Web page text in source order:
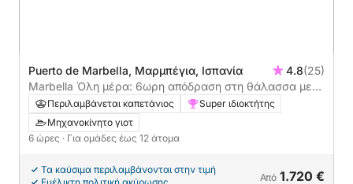
Puerto de Marbella, Μαρμπέγια, Ισπανία 4.8(25)
Marbella Όλη μέρα: 6ωρη απόδραση στη θάλασσα με
κωπηλασία και χαλάρωση
Περιλαμβάνεται καπετάνιος
Super ιδιοκτήτης
Μηχανοκίνητο γιοτ
6 ώρες · Για ομάδες έως 12 άτομα
Τα καύσιμα περιλαμβάνονται στην τιμή
Από 1.720 €